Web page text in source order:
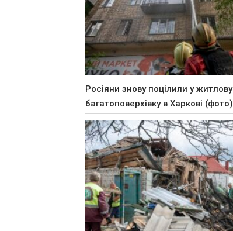
Росіяни знову поцілили у житлову
багатоповерхівку в Харкові (фото)